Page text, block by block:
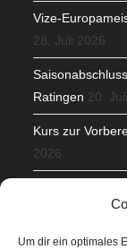
Um dir ein optimales
Vize-
28. Juli 2026
Ratingen 20.
Kurs zur
2026